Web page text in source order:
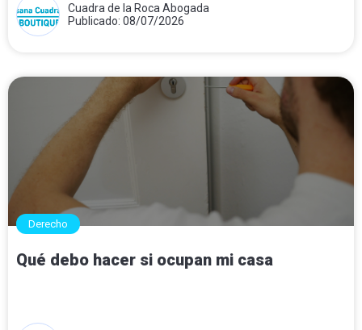
Cuadra de la Roca Abogada
Publicado: 08/07/2026
Derecho
Qué debo hacer si ocupan mi casa